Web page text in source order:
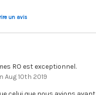
un avis
RO est exceptionnel.
Aug 10th 2019